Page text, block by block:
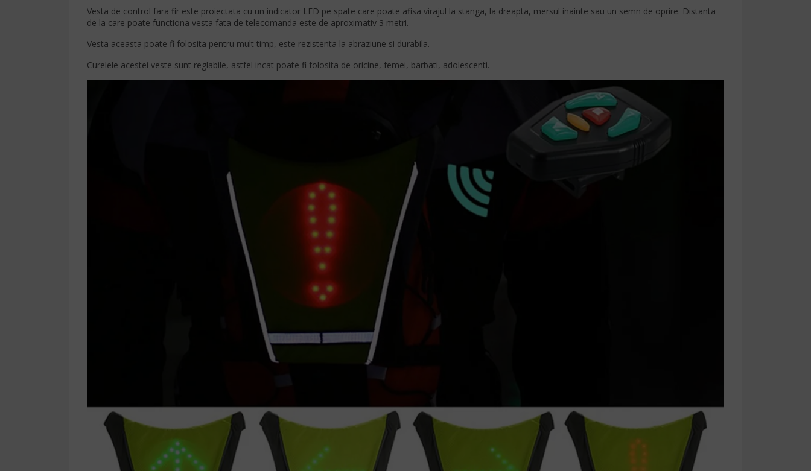
Vesta de control fara fir este proiectata cu un indicator LED pe spate care poate afisa virajul la stanga, la dreapta, mersul inainte sau un semn de oprire. Distanta
de la care poate functiona vesta fata de telecomanda este de aproximativ 3 metri.
Vesta aceasta poate fi folosita pentru mult timp, este rezistenta la abraziune si durabila.
Curelele acestei veste sunt reglabile, astfel incat poate fi folosita de oricine, femei, barbati, adolescenti.